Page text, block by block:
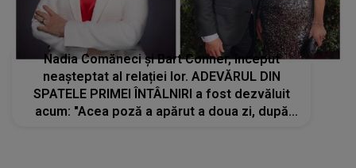
Nadia Comăneci și Bart Conner, început
neașteptat al relației lor. ADEVĂRUL DIN
SPATELE PRIMEI ÎNTÂLNIRI a fost dezvăluit
acum: "Acea poză a apărut a doua zi, după